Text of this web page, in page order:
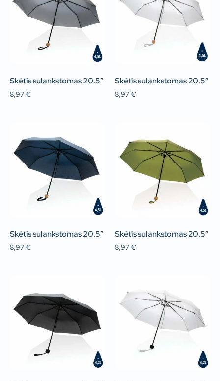
Skėtis sulankstomas 20.5″
8,97€
Skėtis sulankstomas 20.5″
8,97€
Skėtis sulankstomas 20.5″
8,97€
Skėtis sulankstomas 20.5″
8,97€